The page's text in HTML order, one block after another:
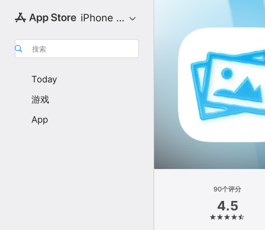
iPhone 专区
搜索
Today
游戏
App
90个评分
4.5